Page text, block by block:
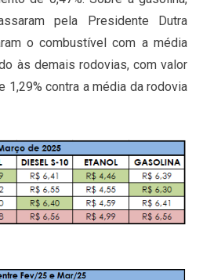
pela Presidente Dutra
o combustível com a média
às demais rodovias, com valor
1,29% contra a média da rodovia